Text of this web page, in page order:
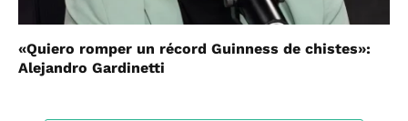
«Quiero romper un récord Guinness de chistes»:
Alejandro Gardinetti